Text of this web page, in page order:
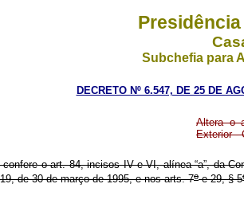
Subchefia para
DECRETO Nº 6.547, DE 25 DE
Altera o
Exterior -
o art. 84, incisos IV e VI, alínea “a”, da
de 30 de março de 1995, e nos arts. 7oe 29, § 5